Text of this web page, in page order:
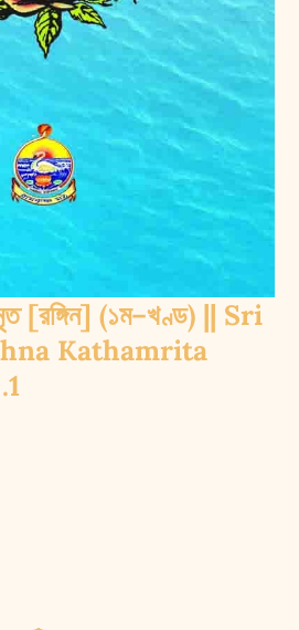
[রঙ্গিন] (১ম–খণ্ড) || Sri
Kathamrita